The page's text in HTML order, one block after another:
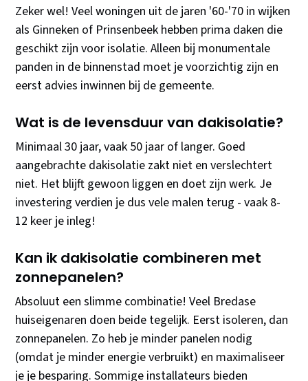
Zeker wel! Veel woningen uit de jaren '60-'70 in wijken
als Ginneken of Prinsenbeek hebben prima daken die
geschikt zijn voor isolatie. Alleen bij monumentale
panden in de binnenstad moet je voorzichtig zijn en
eerst advies inwinnen bij de gemeente.
Wat is de levensduur van dakisolatie?
Minimaal 30 jaar, vaak 50 jaar of langer. Goed
aangebrachte dakisolatie zakt niet en verslechtert
niet. Het blijft gewoon liggen en doet zijn werk. Je
investering verdien je dus vele malen terug - vaak 8-
12 keer je inleg!
Kan ik dakisolatie combineren met
zonnepanelen?
Absoluut een slimme combinatie! Veel Bredase
huiseigenaren doen beide tegelijk. Eerst isoleren, dan
zonnepanelen. Zo heb je minder panelen nodig
(omdat je minder energie verbruikt) en maximaliseer
je je besparing. Sommige installateurs bieden